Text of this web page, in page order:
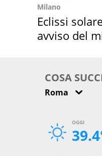
Milano
Eclissi
avviso del